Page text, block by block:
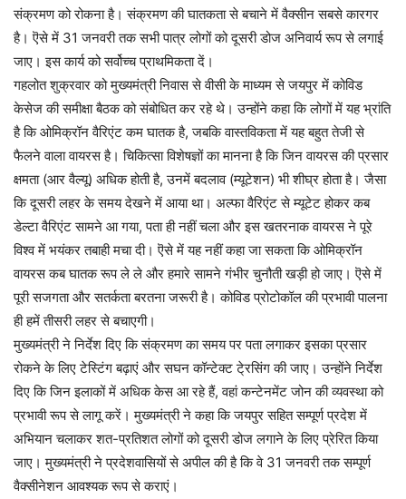
संक्रमण को रोकना है। संक्रमण की घातकता से बचाने में वैक्सीन सबसे कारगर
है। ऎसे में 31 जनवरी तक सभी पात्र लोगों को दूसरी डोज अनिवार्य रूप से लगाई
जाए। इस कार्य को सर्वोच्च प्राथमिकता दें।
गहलोत शुक्रवार को मुख्यमंत्री निवास से वीसी के माध्यम से जयपुर में कोविड
केसेज की समीक्षा बैठक को संबोधित कर रहे थे। उन्होंने कहा कि लोगों में यह भ्रांति
है कि ओमिक्रॉन वैरिएंट कम घातक है, जबकि वास्तविकता में यह बहुत तेजी से
फैलने वाला वायरस है। चिकित्सा विशेषज्ञों का मानना है कि जिन वायरस की प्रसार
क्षमता (आर वैल्यू) अधिक होती है, उनमें बदलाव (म्यूटेशन) भी शीघ्र होता है। जैसा
कि दूसरी लहर के समय देखने में आया था। अल्फा वैरिएंट से म्यूटेट होकर कब
डेल्टा वैरिएंट सामने आ गया, पता ही नहीं चला और इस खतरनाक वायरस ने पूरे
विश्व में भयंकर तबाही मचा दी। ऎसे में यह नहीं कहा जा सकता कि ओमिक्रॉन
वायरस कब घातक रूप ले ले और हमारे सामने गंभीर चुनौती खड़ी हो जाए। ऎसे में
पूरी सजगता और सतर्कता बरतना जरूरी है। कोविड प्रोटोकॉल की प्रभावी पालना
ही हमें तीसरी लहर से बचाएगी।
मुख्यमंत्री ने निर्देश दिए कि संक्रमण का समय पर पता लगाकर इसका प्रसार
रोकने के लिए टेस्टिंग बढ़ाएं और सघन कॉन्टेक्ट टे्रसिंग की जाए। उन्होंने निर्देश
दिए कि जिन इलाकों में अधिक केस आ रहे हैं, वहां कन्टेनमेंट जोन की व्यवस्था को
प्रभावी रूप से लागू करें। मुख्यमंत्री ने कहा कि जयपुर सहित सम्पूर्ण प्रदेश में
अभियान चलाकर शत-प्रतिशत लोगों को दूसरी डोज लगाने के लिए प्रेरित किया
जाए। मुख्यमंत्री ने प्रदेशवासियों से अपील की है कि वे 31 जनवरी तक सम्पूर्ण
वैक्सीनेशन आवश्यक रूप से कराएं।